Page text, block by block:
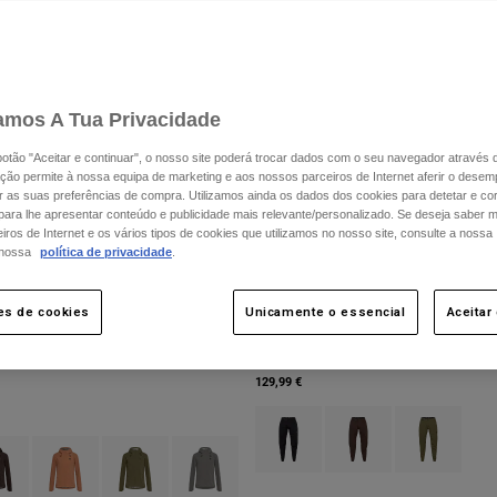
2,5 camadas
of Preto.
swatch type of Castanho de cacau.
Product swatch type of Coral.
Product swatch type of Verde azeitona.
Product swatch type of Estanho Cinzento.
129,99 €
Product swatch type of Preto.
Product swatch type of
Product
A Tua Privacidade
"Aceitar e continuar", o nosso site poderá trocar dados com o seu navegador através
permite à nossa equipa de marketing e aos nossos parceiros de Internet aferir o
as suas preferências de compra. Utilizamos ainda os dados dos cookies para detetar e
lhe apresentar conteúdo e publicidade mais relevante/personalizado. Se deseja saber
de Internet e os vários tipos de cookies que utilizamos no nosso site, consulte a nossa
política de privacidade.
de cookies Unicamente o essencial Aceitar